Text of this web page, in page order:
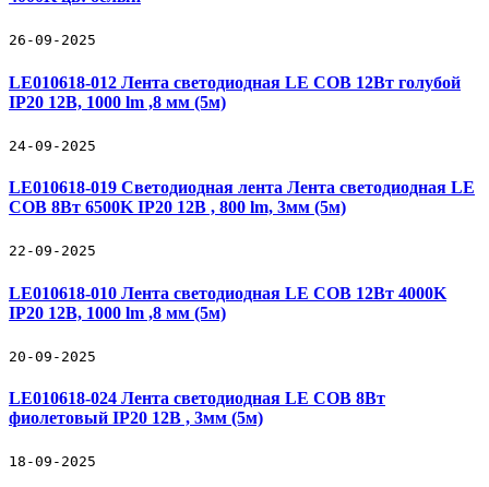
26-09-2025
LE010618-012 Лента светодиодная LE COB 12Вт голубой
IP20 12В, 1000 lm ,8 мм (5м)
24-09-2025
LE010618-019 Светодиодная лента Лента светодиодная LE
COB 8Вт 6500K IP20 12В , 800 lm, 3мм (5м)
22-09-2025
LE010618-010 Лента светодиодная LE COB 12Вт 4000K
IP20 12В, 1000 lm ,8 мм (5м)
20-09-2025
LE010618-024 Лента светодиодная LE COB 8Вт
фиолетовый IP20 12В , 3мм (5м)
18-09-2025